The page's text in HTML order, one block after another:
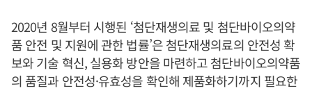
2020년 8월부터 시행된 ‘첨단재생의료 및 첨단바이오의약
품 안전 및 지원에 관한 법률’은 첨단재생의료의 안전성 확
보와 기술 혁신, 실용화 방안을 마련하고 첨단바이오의약품
의 품질과 안전성·유효성을 확인해 제품화하기까지 필요한